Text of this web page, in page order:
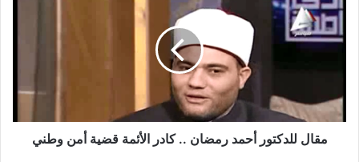
مقال للدكتور أحمد رمضان .. كادر الأئمة قضية أمن وطني